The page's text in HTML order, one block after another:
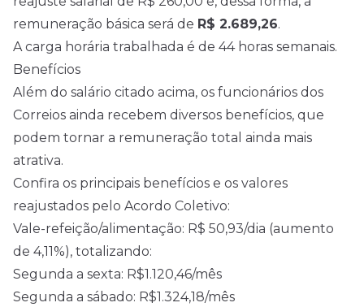
remuneração básica será de R$ 2.689,26.
A carga horária trabalhada é de 44 horas semanais.
Benefícios
Além do salário citado acima, os funcionários dos
Correios ainda recebem diversos benefícios, que
podem tornar a remuneração total ainda mais
atrativa.
Confira os principais benefícios e os valores
reajustados pelo Acordo Coletivo:
Vale-refeição/alimentação: R$ 50,93/dia (aumento
de 4,11%), totalizando:
Segunda a sexta: R$1.120,46/mês
Segunda a sábado: R$1.324,18/mês